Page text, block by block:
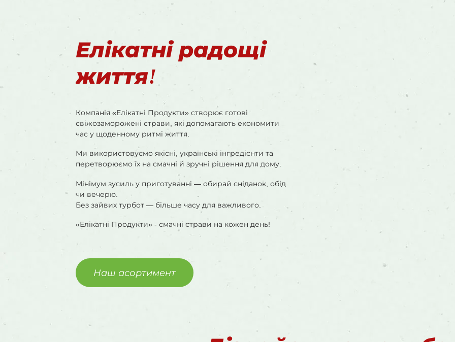
Елікатні радощі
життя!
Компанія «Елікатні Продукти» створює готові
свіжозаморожені страви, які допомагають економити
час у щоденному ритмі життя.
Ми використовуємо якісні, українські інгредієнти та
перетворюємо їх на смачні й зручні рішення для дому.
Мінімум зусиль у приготуванні — обирай сніданок, обід
чи вечерю.
Без зайвих турбот — більше часу для важливого.
«Елікатні Продукти» - смачні страви на кожен день!
Наш асортимент